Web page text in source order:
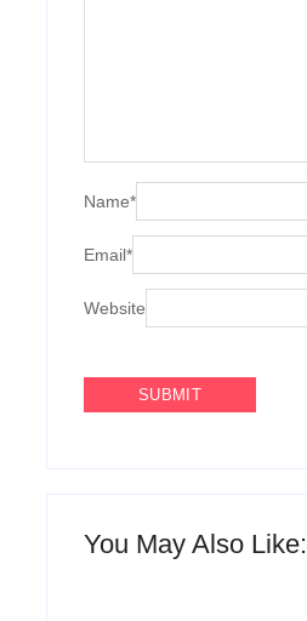
Name*
Email*
Website
You May Also Like: